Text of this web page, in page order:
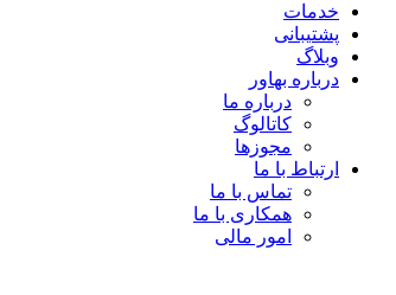
خدمات
پشتیبانی
وبلاگ
درباره بهاور
درباره ما
کاتالوگ
مجوزها
ارتباط با ما
تماس با ما
همکاری با ما
امور مالی